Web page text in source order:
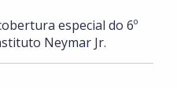
especial do 6º
Neymar Jr.